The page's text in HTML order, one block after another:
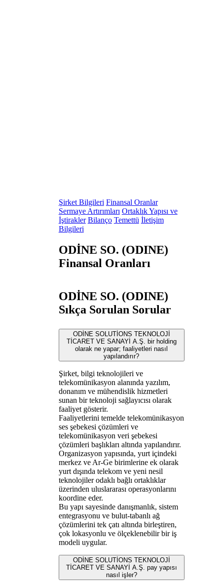
Şirket Bilgileri Finansal Oranlar
Sermaye Artırımları Ortaklık Yapısı ve
İştirakler Bilanço Temettü İletişim
Bilgileri
ODİNE SO. (ODINE)
Finansal Oranları
ODİNE SO. (ODINE)
Sıkça Sorulan Sorular
ODİNE SOLUTİONS TEKNOLOJİ
TİCARET VE SANAYİ A.Ş. bir holding
olarak ne yapar; faaliyetleri nasıl
yapılandırır?
Şirket, bilgi teknolojileri ve
telekomünikasyon alanında yazılım,
donanım ve mühendislik hizmetleri
sunan bir teknoloji sağlayıcısı olarak
faaliyet gösterir.
Faaliyetlerini temelde telekomünikasyon
ses şebekesi çözümleri ve
telekomünikasyon veri şebekesi
çözümleri başlıkları altında yapılandırır.
Organizasyon yapısında, yurt içindeki
merkez ve Ar-Ge birimlerine ek olarak
yurt dışında telekom ve yeni nesil
teknolojiler odaklı bağlı ortaklıklar
üzerinden uluslararası operasyonlarını
koordine eder.
Bu yapı sayesinde danışmanlık, sistem
entegrasyonu ve bulut-tabanlı ağ
çözümlerini tek çatı altında birleştiren,
çok lokasyonlu ve ölçeklenebilir bir iş
modeli uygular.
ODİNE SOLUTİONS TEKNOLOJİ
TİCARET VE SANAYİ A.Ş. pay yapısı
nasıl işler?